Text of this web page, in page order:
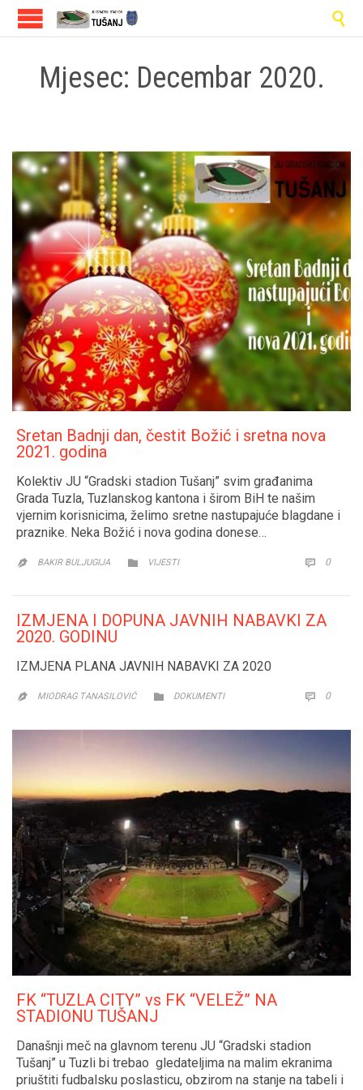

Mjesec: Decembar 2020.
Sretan Badnji dan, čestit Božić i sretna nova
2021. godina
Kolektiv JU “Gradski stadion Tušanj” svim građanima
Grada Tuzla, Tuzlanskog kantona i širom BiH te našim
vjernim korisnicima, želimo sretne nastupajuće blagdane i
praznike. Neka Božić i nova godina donese…
 BAKIR BULJUGIJA  CATEGORY
VIJESTI  0
IZMJENA I DOPUNA JAVNIH NABAVKI ZA
2020. GODINU
IZMJENA PLANA JAVNIH NABAVKI ZA 2020
 MIODRAG TANASILOVIĆ  CATEGORY
DOKUMENTI  0
FK “TUZLA CITY” vs FK “VELEŽ” NA
STADIONU TUŠANJ
Današnji meč na glavnom terenu JU “Gradski stadion
Tušanj” u Tuzli bi trebao gledateljima na malim ekranima
priuštiti fudbalsku poslasticu, obzirom na stanje na tabeli i